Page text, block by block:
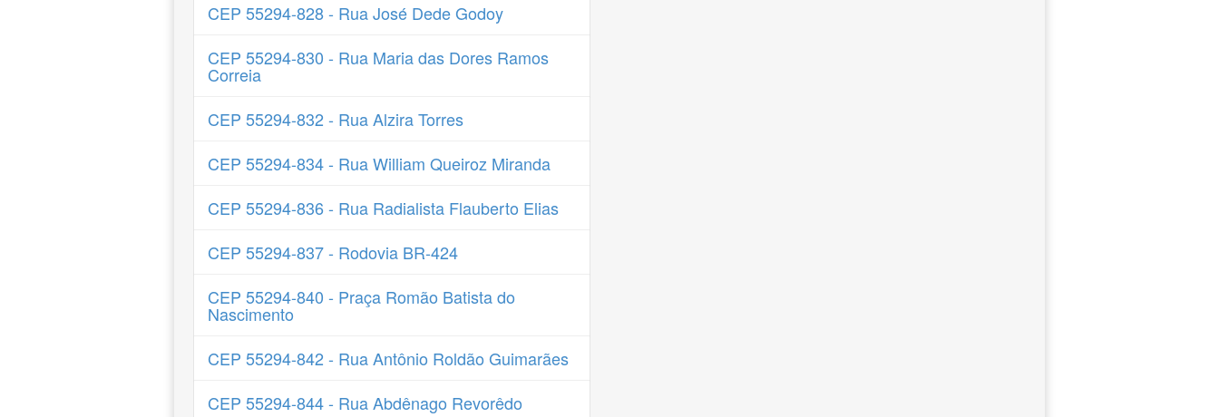
CEP 55294-828 - Rua José Dede Godoy
CEP 55294-830 - Rua Maria das Dores Ramos
Correia
CEP 55294-832 - Rua Alzira Torres
CEP 55294-834 - Rua William Queiroz Miranda
CEP 55294-836 - Rua Radialista Flauberto Elias
CEP 55294-837 - Rodovia BR-424
CEP 55294-840 - Praça Romão Batista do
Nascimento
CEP 55294-842 - Rua Antônio Roldão Guimarães
CEP 55294-844 - Rua Abdênago Revorêdo